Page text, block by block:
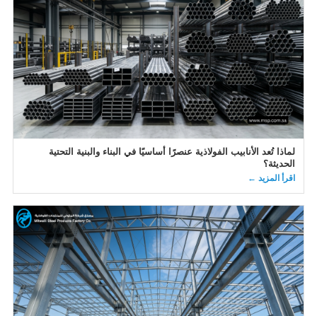
لماذا تُعد الأنابيب الفولاذية عنصرًا أساسيًا في البناء والبنية التحتية
الحديثة؟
اقرأ المزيد ←